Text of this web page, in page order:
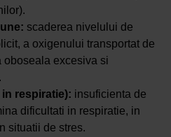
scaderea nivelului de
a oxigenului transportat de
oboseala excesiva si
respiratie): insuficienta de
dificultati in respiratie, in
situatii de stres.